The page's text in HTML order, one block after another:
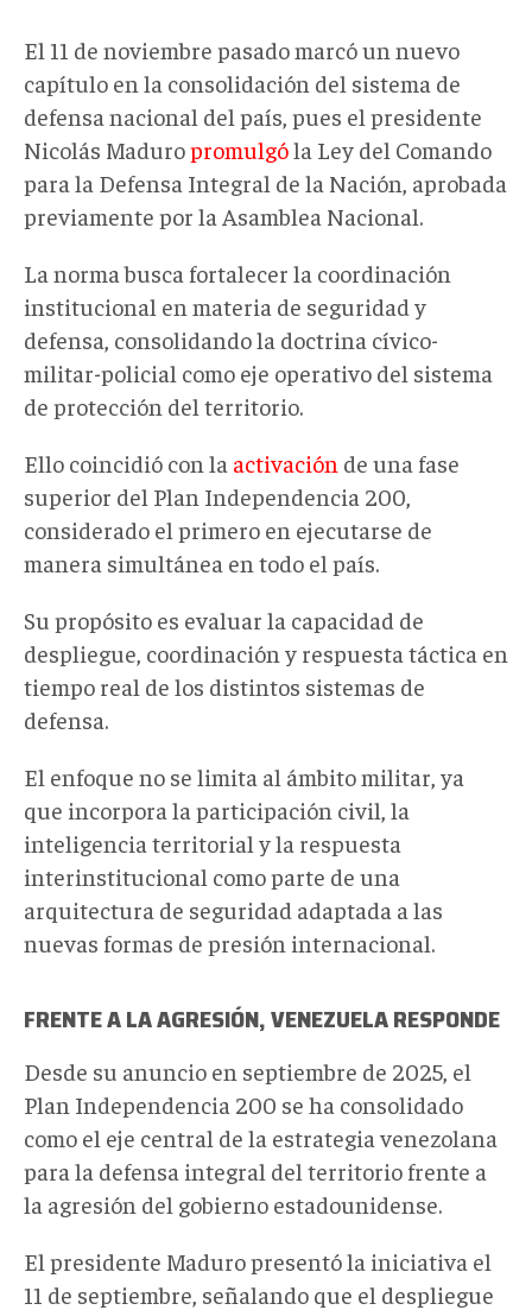
El 11 de noviembre pasado marcó un nuevo
capítulo en la consolidación del sistema de
defensa nacional del país, pues el presidente
Nicolás Maduropromulgóla Ley del Comando
para la Defensa Integral de la Nación, aprobada
previamente por la Asamblea Nacional.
La norma busca fortalecer la coordinación
institucional en materia de seguridad y
defensa, consolidando la doctrina cívico-
militar-policial como eje operativo del sistema
de protección del territorio.
Ello coincidió con la activación de una fase
superior del Plan Independencia 200,
considerado el primero en ejecutarse de
manera simultánea en todo el país.
Su propósito es evaluar la capacidad de
despliegue, coordinación y respuesta táctica en
tiempo real de los distintos sistemas de
defensa.
El enfoque no se limita al ámbito militar , ya
que incorpora la participación civil, la
inteligencia territorial y la respuesta
interinstitucional como parte de una
arquitectura de seguridad adaptada a las
nuevas formas de presión internacional.
FRENTE A LA AGRESIÓN, VENEZUELA RESPONDE
Desde su anuncio en septiembre de 2025, el
Plan Independencia 200 se ha consolidado
como el eje central de la estrategia venezolana
para la defensa integral del territorio frente a
la agresión del gobierno estadounidense.
El presidente Maduro presentó la iniciativa el
11 de septiembre, señalando que el despliegue